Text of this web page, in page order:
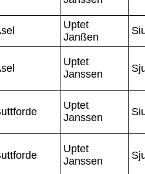
Uptet
Janßen
Uptet
Janssen
Uptet
Janssen
Uptet
Janssen